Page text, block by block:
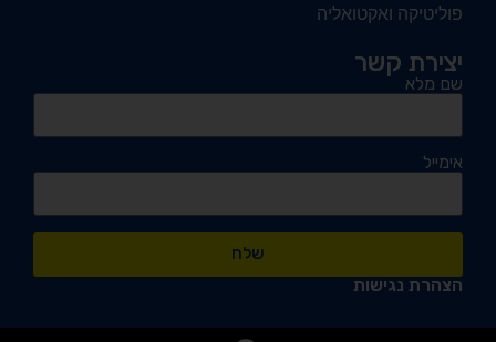
פוליטיקה ואקטואליה
יצירת קשר
שם מלא
אימייל
שלח
הצהרת נגישות